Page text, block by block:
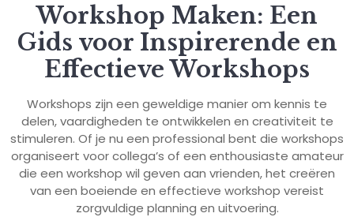
Workshop Maken: Een
Gids voor Inspirerende en
Effectieve Workshops
Workshops zijn een geweldige manier om kennis te
delen, vaardigheden te ontwikkelen en creativiteit te
stimuleren. Of je nu een professional bent die workshops
organiseert voor collega’s of een enthousiaste amateur
die een workshop wil geven aan vrienden, het creëren
van een boeiende en effectieve workshop vereist
zorgvuldige planning en uitvoering.